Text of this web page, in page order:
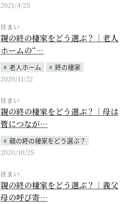
2021/4/25
住まい
親の終の棲家をどう選ぶ？｜老人
ホームの“…
老人ホーム
終の棲家
2020/11/22
住まい
親の終の棲家をどう選ぶ？｜母は
管につなが…
親の終の棲家をどう選ぶ？
2020/10/25
住まい
親の終の棲家をどう選ぶ？｜義父
母の呼び寄…